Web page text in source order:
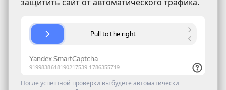
После успешной проверки вы будете автоматически